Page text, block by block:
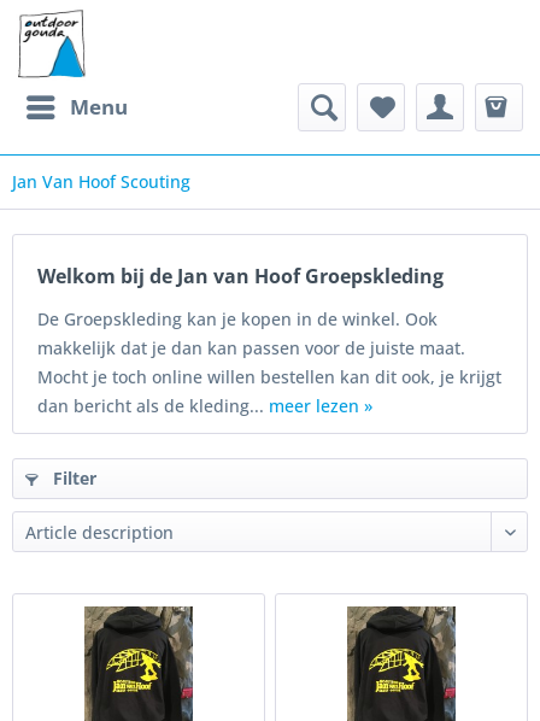
Menu
Jan Van Hoof Scouting
Welkom bij de Jan van Hoof Groepskleding
De Groepskleding kan je kopen in de winkel. Ook
makkelijk dat je dan kan passen voor de juiste maat.
Mocht je toch online willen bestellen kan dit ook, je krijgt
dan bericht als de kleding... meer lezen »
Filter